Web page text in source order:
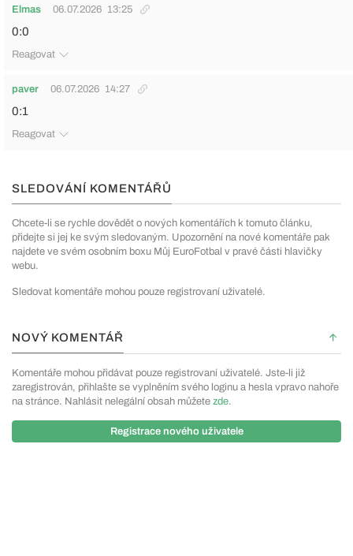
Elmas 06.07.2026 13:25
0:0
Reagovat
paver 06.07.2026 14:27
0:1
Reagovat
SLEDOVÁNÍ KOMENTÁŘŮ
Chcete-li se rychle dovědět o nových komentářích k tomuto článku,
přidejte si jej ke svým sledovaným. Upozornění na nové komentáře pak
najdete ve svém osobním boxu Můj EuroFotbal v pravé části hlavičky
webu.
Sledovat komentáře mohou pouze registrovaní uživatelé.
NOVÝ KOMENTÁŘ
Komentáře mohou přidávat pouze registrovaní uživatelé. Jste-li již
zaregistrován, přihlašte se vyplněním svého loginu a hesla vpravo nahoře
na stránce. Nahlásit nelegální obsah můžete zde.
Registrace nového uživatele